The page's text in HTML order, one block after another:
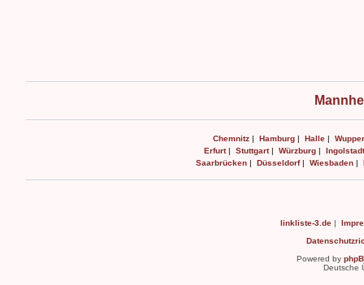
Chemnitz| Hamburg| Halle|
Erfurt| Stuttgart| Würzburg | Ingolstadt
Saarbrücken| Düsseldorf| Wiesbaden|
linkliste-3.de |
Powered by
Deutsche